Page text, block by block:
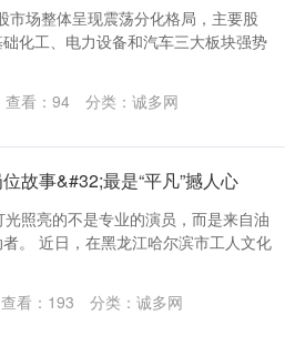
市场整体呈现震荡分化格局，主要股
化工、电力设备和汽车三大板块强势
查看： 94 分类： 诚多网
故事&#32;最是“平凡”撼人心
照亮的不是专业的演员，而是来自油
。 近日，在黑龙江哈尔滨市工人文化
查看： 193 分类： 诚多网